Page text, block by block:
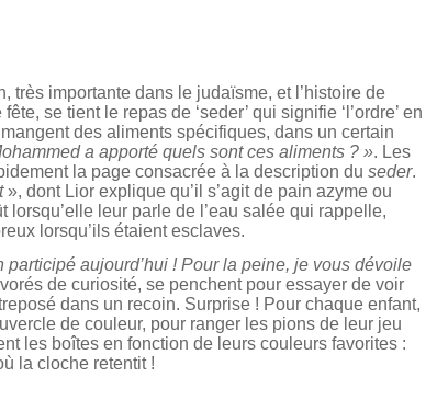
très importante dans le judaïsme, et l’histoire de
se tient le repas de ‘seder’ qui signifie ‘l’ordre’ en
des aliments spécifiques, dans un certain
a apporté quels sont ces aliments ? ». Les
la page consacrée à la description du seder.
», dont Lior explique qu’il s’agit de pain azyme ou
leur parle de l’eau salée qui rappelle,
lorsqu’ils étaient esclaves.
participé aujourd’hui ! Pour la peine, je vous dévoile
de curiosité, se penchent pour essayer de voir
dans un recoin. Surprise ! Pour chaque enfant,
de couleur, pour ranger les pions de leur jeu
les boîtes en fonction de leurs couleurs favorites :
la cloche retentit !